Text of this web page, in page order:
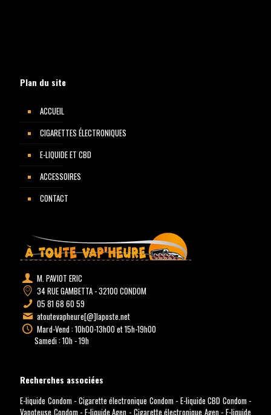
Plan du site
ACCUEIL
CIGARETTES ÉLECTRONIQUES
E-LIQUIDE ET CBD
ACCESSOIRES
CONTACT
M. PAVIOT ERIC
34 RUE GAMBETTA - 32100 CONDOM
05 81 68 60 59
atoutevapheure[@]laposte.net
Mard-Vend : 10h00-13h00 et 15h-19h00
Samedi : 10h - 19h
Recherches associées
E-liquide Condom- Cigarette électronique Condom- E-liquide CBD Condom-
Vapoteuse Condom- E-liquide Agen - Cigarette électronique Agen-E-liquide